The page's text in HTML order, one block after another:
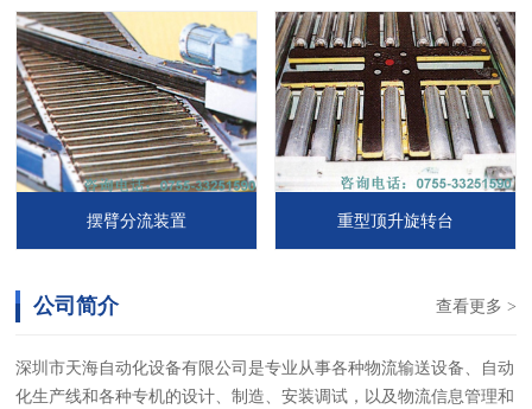
摆臂分流装置 重型顶升旋转台
查看更多 >
公司简介
深圳市天海自动化设备有限公司是专业从事各种物流输送设备、自动
化生产线和各种专机的设计、制造、安装调试，以及物流信息管理和